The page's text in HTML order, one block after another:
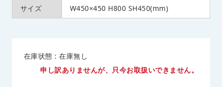
サイズ W450×450 H800 SH450(mm)
在庫状態 : 在庫無し
申し訳ありませんが、只今お取扱いできません。